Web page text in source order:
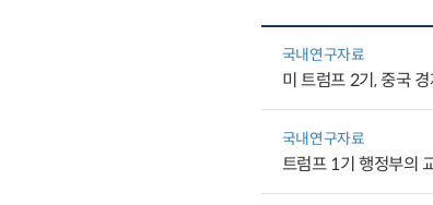
국내연구자료
미 트럼프 2기, 중국
국내연구자료
트럼프 1기 행정부의